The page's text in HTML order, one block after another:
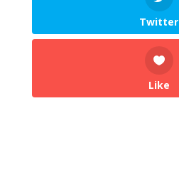
Twitter
Like